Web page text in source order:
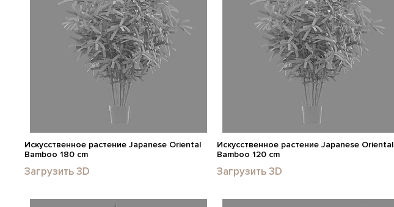
Искусственное растение Japanese Oriental
Bamboo 180 cm
Загрузить 3D
Искусственное растение Japanese Oriental
Bamboo 120 cm
Загрузить 3D